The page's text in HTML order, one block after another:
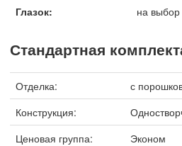
Глазок:
на выбор
Стандартная
Отделка:
с
Конструкция:
Ценовая группа:
Эконом